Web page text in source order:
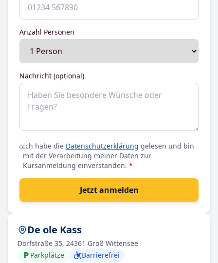
De ole Kass
Dorfstraße 35, 24361 Groß Wittensee
Parkplätze
Barrierefrei
Anzahl Personen
Nachricht (optional)
Ich habe die Datenschutzerklärung gelesen und bin
mit der Verarbeitung meiner Daten zur
Kursanmeldung einverstanden. *
Jetzt anmelden